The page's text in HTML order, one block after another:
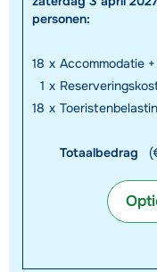
Deze kaart geeft een
personen:
18 x Accommodatie
1 x
18 x
Totaalbedrag